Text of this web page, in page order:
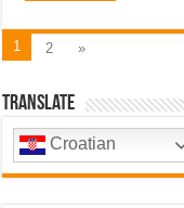
1 2 »
Translate
Croatian